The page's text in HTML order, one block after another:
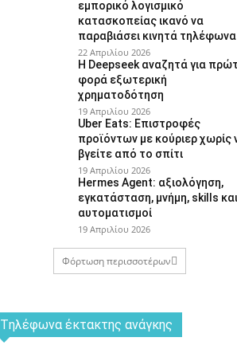
εμπορικό λογισμικό
κατασκοπείας ικανό να
παραβιάσει κινητά τηλέφωνα
22 Απριλίου 2026
Η Deepseek αναζητά για
φορά εξωτερική
χρηματοδότηση
19 Απριλίου 2026
Uber Eats: Επιστροφές
προϊόντων με κούριερ χωρίς
βγείτε από το σπίτι
19 Απριλίου 2026
Hermes Agent: αξιολόγηση,
εγκατάσταση, μνήμη, skills και
αυτοματισμοί
19 Απριλίου 2026
Φόρτωση περισσοτέρων
Tηλέφωνα έκτακτης ανάγκης